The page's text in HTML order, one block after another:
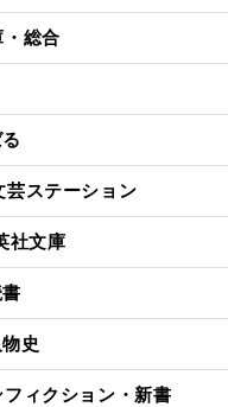
総合
芸ステーション
社文庫
史
ィクション・新書